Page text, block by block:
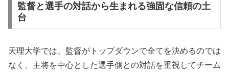
監督と選手の対話から生まれる強固な信頼の土
台
天理大学では、監督がトップダウンで全てを決めるのでは
なく、主将を中心とした選手側との対話を重視してチーム